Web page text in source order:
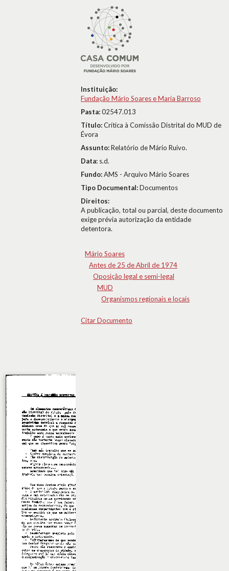
Instituição:
Fundação Mário Soares e Maria Barroso
Pasta:02547.013
Título:Crítica à Comissão Distrital do MUD de
Évora
Assunto:Relatório de Mário Ruivo.
Data: s.d.
Fundo:AMS - Arquivo Mário Soares
Tipo Documental:Documentos
Direitos:
A publicação, total ou parcial, deste documento
exige prévia autorização da entidade
detentora.
Mário Soares
Antes de 25 de Abril de 1974
Oposição legal e semi-legal
MUD
Organismos regionais e locais
Citar Documento